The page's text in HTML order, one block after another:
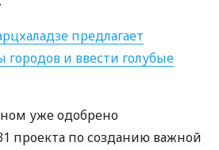
предлагает
и ввести голубые
уже одобрено
проекта по созданию важной